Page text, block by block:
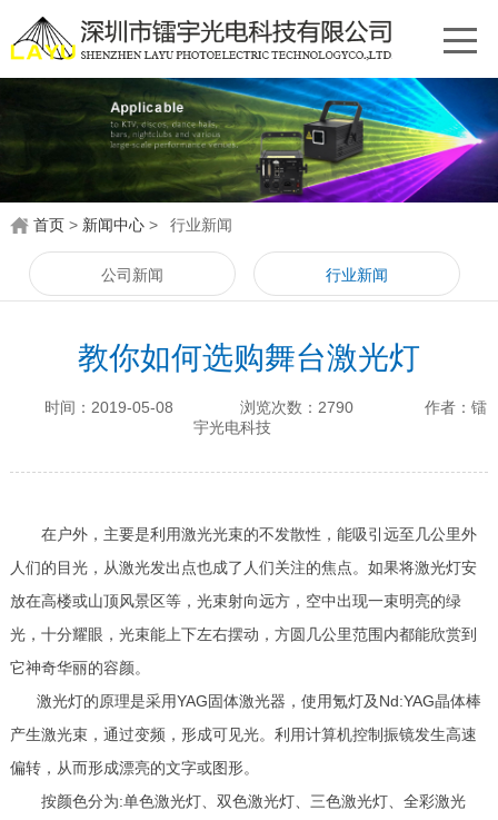
首页 > 新闻中心 > 行业新闻
公司新闻 行业新闻
教你如何选购舞台激光灯
时间：2019-05-08 浏览次数：2790
作者：镭
宇光电科技
在户外，主要是利用激光光束的不发散性，能吸引远至几公里外
人们的目光，从激光发出点也成了人们关注的焦点。如果将激光灯安
放在高楼或山顶风景区等，光束射向远方，空中出现一束明亮的绿
光，十分耀眼，光束能上下左右摆动，方圆几公里范围内都能欣赏到
它神奇华丽的容颜。
激光灯的原理是采用YAG固体激光器，使用氪灯及Nd:YAG晶体棒
产生激光束，通过变频，形成可见光。利用计算机控制振镜发生高速
偏转，从而形成漂亮的文字或图形。
按颜色分为:单色激光灯、双色激光灯、三色激光灯、全彩激光